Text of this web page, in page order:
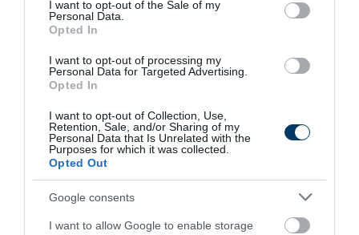
I want to opt-out of the Sale of my
Personal Data.
Opted In
I want to opt-out of processing my
Personal Data for Targeted Advertising.
Opted In
I want to opt-out of Collection, Use,
Retention, Sale, and/or Sharing of my
Personal Data that Is Unrelated with the
Purposes for which it was collected.
Opted Out
Google consents
I want to allow Google to enable storage
This Simple Trick Removes All Parasites From
Your Body!
325 97